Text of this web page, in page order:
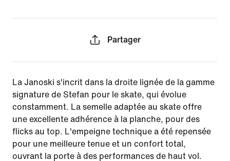
Partager
La Janoski s'incrit dans la droite lignée de la gamme
signature de Stefan pour le skate, qui évolue
constamment. La semelle adaptée au skate offre
une excellente adhérence à la planche, pour des
flicks au top. L'empeigne technique a été repensée
pour une meilleure tenue et un confort total,
ouvrant la porte à des performances de haut vol.